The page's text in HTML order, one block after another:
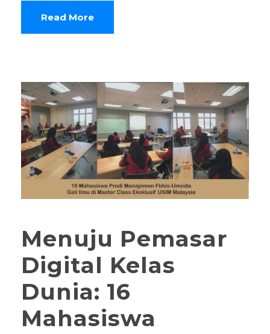
Read More
Menuju Pemasar
Digital Kelas
Dunia: 16
Mahasiswa